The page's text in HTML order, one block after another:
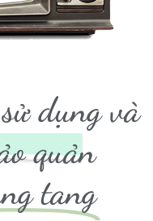
dụng và
quản
tang